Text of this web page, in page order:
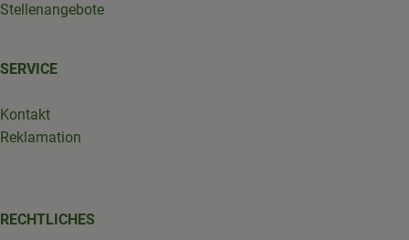
Stellenangebote
SERVICE
Kontakt
Reklamation
RECHTLICHES